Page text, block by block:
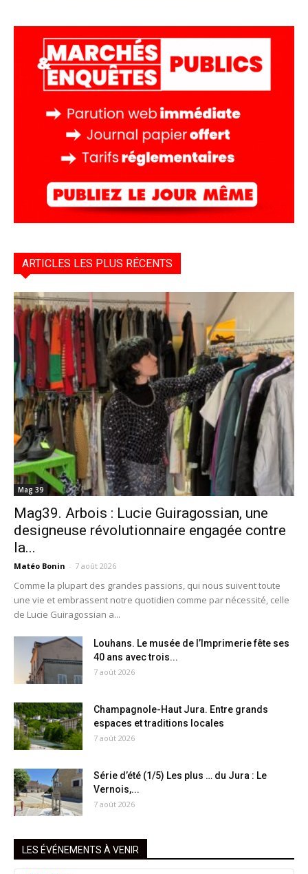
ARTICLES LES PLUS RÉCENTS
Mag 39
Mag39. Arbois : Lucie Guiragossian, une
designeuse révolutionnaire engagée contre
la...
Matéo Bonin - 7 août 2026
Comme la plupart des grandes passions, qui nous suivent toute
une vie et embrassent notre quotidien comme par nécessité, celle
de Lucie Guiragossian a...
Louhans. Le musée de l’Imprimerie fête ses
40 ans avec trois...
7 août 2026
Champagnole-Haut Jura. Entre grands
espaces et traditions locales
7 août 2026
Série d’été (1/5) Les plus … du Jura : Le
Vernois,...
7 août 2026
LES ÉVÉNEMENTS À VENIR